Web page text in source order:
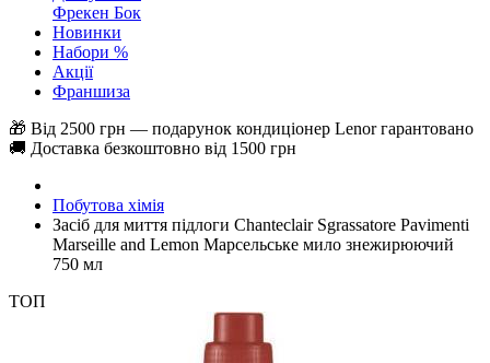
Фрекен Бок
Новинки
Набори %
Акції
Франшиза
🎁 Від 2500 грн — подарунок кондиціонер Lenor гарантовано
🚚 Доставка безкоштовно від 1500 грн
Побутова хімія
Засіб для миття підлоги Chanteclair Sgrassatore Pavimenti
Marseille and Lemon Марсельське мило знежирюючий
750 мл
ТОП